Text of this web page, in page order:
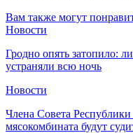
Вам также могут
Новости
Гродно опять затопило:
устраняли всю ночь
Новости
Члена Совета
мясокомбината будут